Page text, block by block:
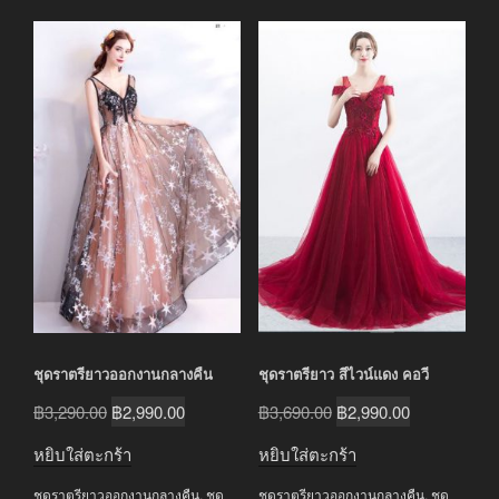
ชุดราตรียาวออกงานกลางคืน
฿3,290.00 Original
฿2,990.00Current
หยิบใส่ตะกร้า
ชุดราตรียาวออกงานกลางคืน, ชุด
ชุดราตรียาว สีไวน์แดง คอวี
฿3,690.00 Original
฿2,990.00Current
หยิบใส่ตะกร้า
ชุดราตรียาวออกงานกลางคืน, ชุด